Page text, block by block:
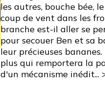
les autres, bouche bée,
coup de vent dans les
branche est-il aller se
pour secouer Ben et sa
leur précieuses
plus qui remportera la
d'un mécanisme inédit...